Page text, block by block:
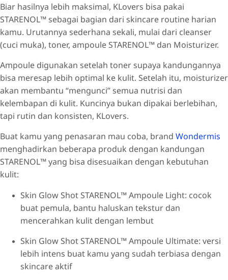
Biar hasilnya lebih maksimal, KLovers bisa pakai
STARENOL™ sebagai bagian dari skincare routine harian
kamu. Urutannya sederhana sekali, mulai dari cleanser
(cuci muka), toner, ampoule STARENOL™ dan Moisturizer.
Ampoule digunakan setelah toner supaya kandungannya
bisa meresap lebih optimal ke kulit. Setelah itu, moisturizer
akan membantu “mengunci” semua nutrisi dan
kelembapan di kulit. Kuncinya bukan dipakai berlebihan,
tapi rutin dan konsisten, KLovers.
Buat kamu yang penasaran mau coba, brand Wondermis
menghadirkan beberapa produk dengan kandungan
STARENOL™ yang bisa disesuaikan dengan kebutuhan
kulit:
Skin Glow Shot STARENOL™ Ampoule Light: cocok
buat pemula, bantu haluskan tekstur dan
mencerahkan kulit dengan lembut
Skin Glow Shot STARENOL™ Ampoule Ultimate: versi
lebih intens buat kamu yang sudah terbiasa dengan
skincare aktif